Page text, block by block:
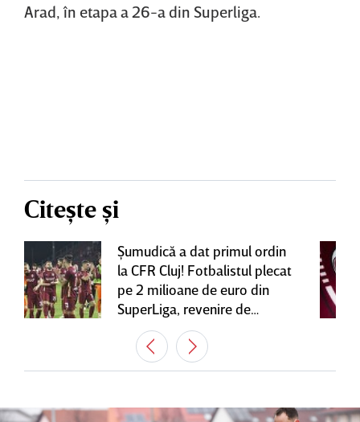
Arad, în etapa a 26-a din Superliga.
Citește și
Şumudică a dat primul ordin
la CFR Cluj! Fotbalistul plecat
pe 2 milioane de euro din
SuperLiga, revenire de
senzaţie în Gruia